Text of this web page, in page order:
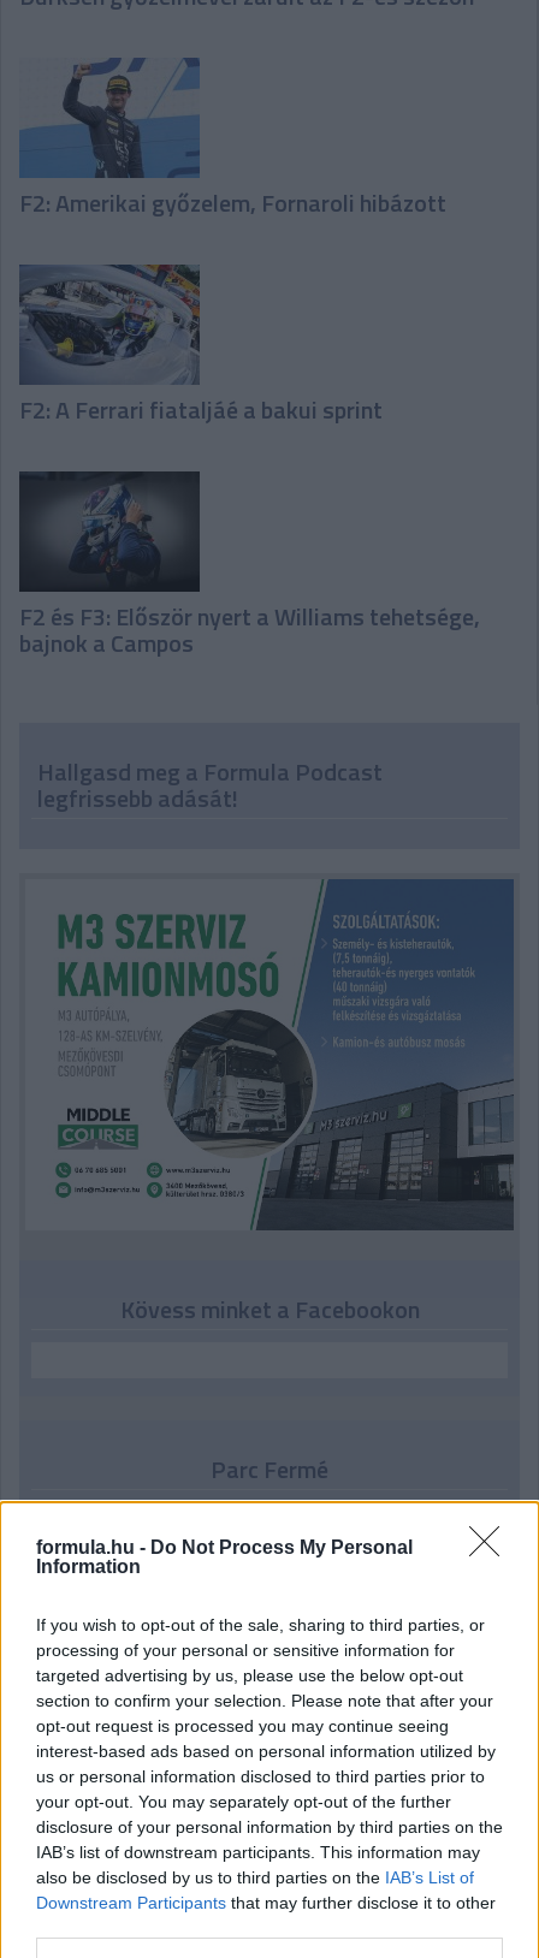
formula.hu - Do Not Process My Personal
Information
If you wish to opt-out of the sale, sharing to third parties, or
processing of your personal or sensitive information for
targeted advertising by us, please use the below opt-out
section to confirm your selection. Please note that after your
opt-out request is processed you may continue seeing
interest-based ads based on personal information utilized by
us or personal information disclosed to third parties prior to
your opt-out. You may separately opt-out of the further
disclosure of your personal information by third parties on the
IAB’s list of downstream participants. This information may
also be disclosed by us to third parties on the IAB’s List of
Downstream Participants that may further disclose it to other
F2: Amerikai győzelem, Fornaroli hibázott
F2: A Ferrari fiataljáé a bakui sprint
F2 és F3: Először nyert a Williams tehetsége,
bajnok a Campos
Hallgasd meg a Formula Podcast
legfrissebb adását!
Kövess minket a Facebookon
Parc Fermé
Az F1-es Német Nagydíj „mindenképpen megvalósul”